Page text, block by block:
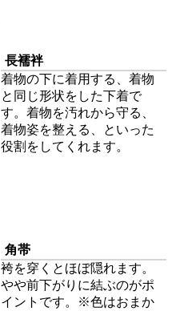
長襦袢
着物の下に着用する、着物
と同じ形状をした下着で
す。着物を汚れから守る、
着物姿を整える、といった
役割をしてくれます。
角帯
袴を穿くとほぼ隠れます。
やや前下がりに結ぶのがポ
イントです。※色はおまか